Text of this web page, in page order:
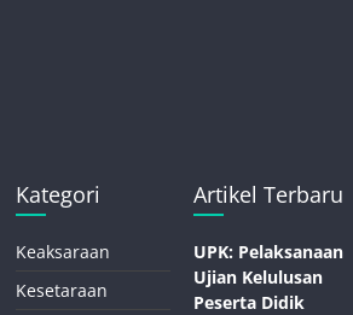
Kategori
Keaksaraan
Kesetaraan
Artikel Terbaru
UPK: Pelaksanaan
Ujian Kelulusan
Peserta Didik